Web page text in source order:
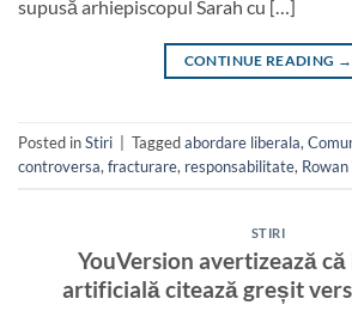
supusă arhiepiscopul Sarah cu […]
CONTINUE READING →
Posted inStiri Taggedabordare liberala,
controversa,fracturare, responsabilitate,
STIRI
YouVersion avertizează
artificială citează greșit